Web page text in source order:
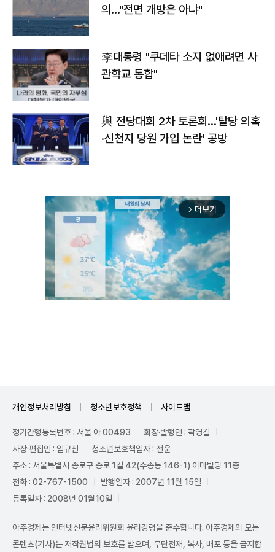
의…"전면 개방은 아냐"
李대통령 "쿠데타 소지 없애려면 사
관학교 통합"
與 전당대회 2차 토론회…'탈당 의혹
·신천지 당원 가입 논란' 공방
arrow_forward_ios 더보기
개인정보처리방침 청소년보호정책 사이트맵
정기간행등록번호 : 서울 아 00493
회장·발행인 : 곽영길
사장·편집인 : 임규진
청소년보호책임자 : 전운
주소 : 서울특별시 종로구 종로 1길 42(수송동 146-1) 이마빌딩 11층
전화 : 02-767-1500
발행일자 : 2007년 11월 15일
등록일자 : 2008년 01월10일
아주경제는 인터넷신문윤리위원회 윤리강령을 준수합니다. 아주경제의 모든
콘텐츠(기사)는 저작권법의 보호를 받으며, 무단전재, 복사, 배포 등을 금지합